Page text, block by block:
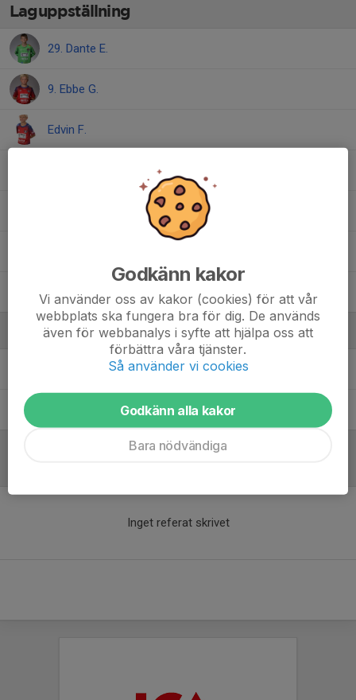
Laguppställning
29. Dante E.
9. Ebbe G.
Edvin F.
21. Melker H.
Ledare
Linus Hallman Tränare
Tobias PerssonTränare
Inget referat skrivet
Godkänn kakor
Vi använder oss av kakor (cookies) för att vår
webbplats ska fungera bra för dig. De används
även för webbanalys i syfte att hjälpa oss att
förbättra våra tjänster.
Så använder vi cookies
Godkänn alla kakor
Bara nödvändiga